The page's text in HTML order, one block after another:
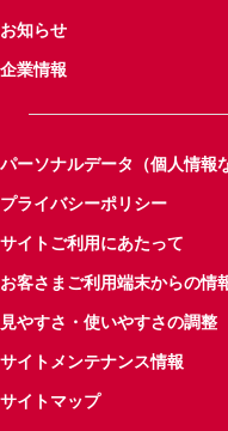
お知らせ
企業情報
パーソナルデータ（個人情報
プライバシーポリシー
サイトご利用にあたって
お客さまご利用端末からの情
見やすさ・使いやすさの調整
サイトメンテナンス情報
サイトマップ